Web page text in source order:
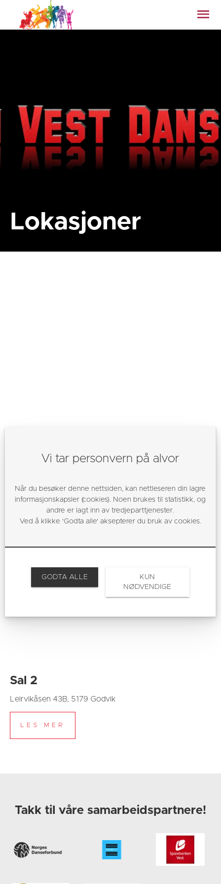
Lokasjoner
Leirvikåsen 43B, 5179 Godvik
Sal 2
Leirvikåsen 43B, 5179 Godvik
Takk til våre samarbeidspartnere!
Vi tar personvern på alvor
Når du besøker denne nettsiden, kan nettleseren din lagre
informasjonskapsler (cookies). Noen brukes til statistikk, og
andre er lagt inn av tredjeparttjenester.
Ved å klikke 'Godta alle' aksepterer du bruk av cookies.
GODTA ALLE
KUN
NØDVENDIGE